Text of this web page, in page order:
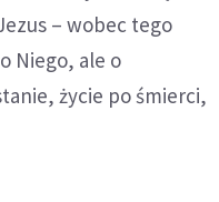
– wobec tego
Niego, ale o
życie po śmierci,